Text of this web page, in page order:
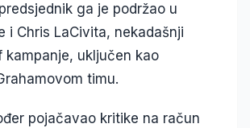
ga je podržao u
i Chris LaCivita, nekadašnji
kampanje, uključen kao
timu.
pojačavao kritike na račun